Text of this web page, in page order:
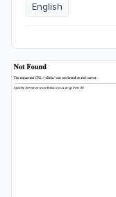
English